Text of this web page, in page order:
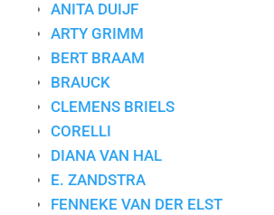
ANITA DUIJF
ARTY GRIMM
BERT BRAAM
BRAUCK
CLEMENS BRIELS
CORELLI
DIANA VAN HAL
E. ZANDSTRA
FENNEKE VAN DER ELST
Privacyverklaring|Algemene voorwaarden
Kunst voor bedrijven
Kunst op kantoor
Zakelijk schilderij